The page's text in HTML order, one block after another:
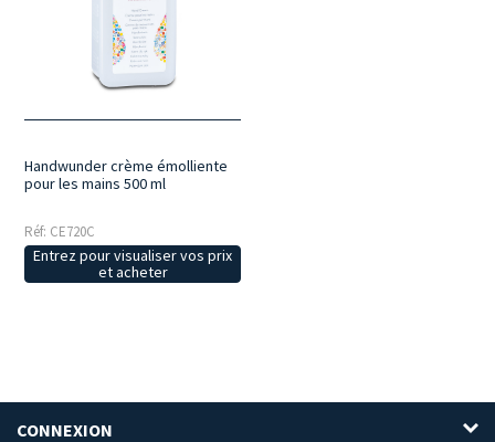
Handwunder crème émolliente
pour les mains 500 ml
Réf: CE720C
Entrez pour visualiser vos prix
et acheter
CONNEXION